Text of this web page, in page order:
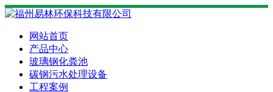
网站首页
产品中心
玻璃钢化粪池
碳钢污水处理设备
工程案例